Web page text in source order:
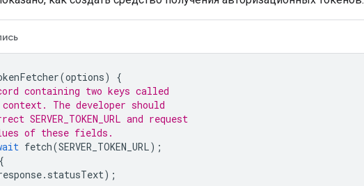
(options)
{
containing two keys called
The developer should
SERVER_TOKEN_URL and request
of these fields.
fetch(SERVER_TOKEN_URL);
{
. statusText);